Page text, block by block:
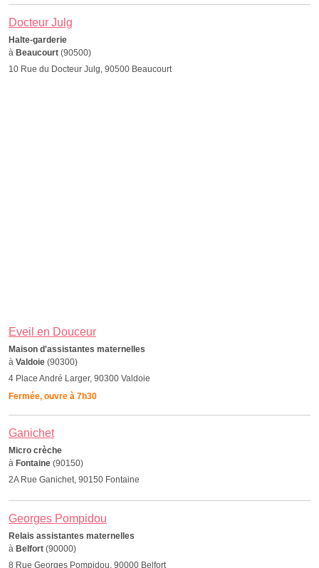
Docteur Julg
Halte-garderie
à Beaucourt (90500)
10 Rue du Docteur Julg, 90500 Beaucourt
Eveil en Douceur
Maison d'assistantes maternelles
à Valdoie (90300)
4 Place André Larger, 90300 Valdoie
Fermée, ouvre à 7h30
Ganichet
Micro crèche
à Fontaine (90150)
2A Rue Ganichet, 90150 Fontaine
Georges Pompidou
Relais assistantes maternelles
à Belfort (90000)
8 Rue Georges Pompidou, 90000 Belfort